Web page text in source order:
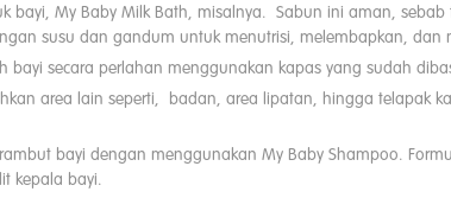
bayi, My Baby Milk Bath, misalnya. Sabun ini aman,
susu dan gandum untuk menutrisi, melembapkan, dan
bayi secara perlahan menggunakan kapas yang sudah
area lain seperti, badan, area lipatan, hingga telapak
bayi dengan menggunakan My Baby Shampoo.
kepala bayi.